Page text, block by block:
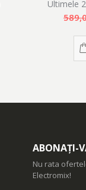
Ultimele
ABONAȚI-
Nu rata
Electromix!